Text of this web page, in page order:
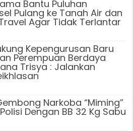
Bantu Puluhan
Pulang ke Tanah Air dan
Agar Tidak Terlantar
Kepengurusan Baru
Perempuan Berdaya
Trisya : Jalankan
Narkoba “Miming”
Dengan BB 32 Kg Sabu